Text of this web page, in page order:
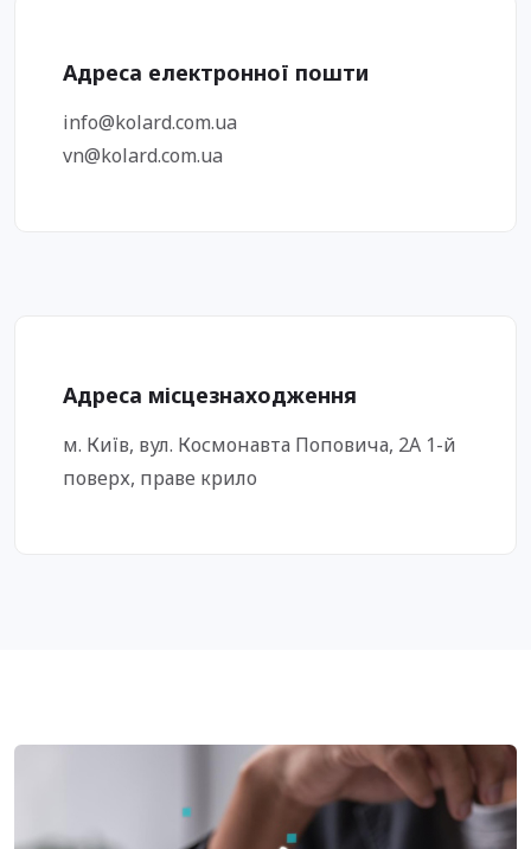
Адреса електронної пошти
info@kolard.com.ua
vn@kolard.com.ua
Адреса місцезнаходження
м. Київ, вул. Космонавта Поповича, 2А 1-й
поверх, праве крило